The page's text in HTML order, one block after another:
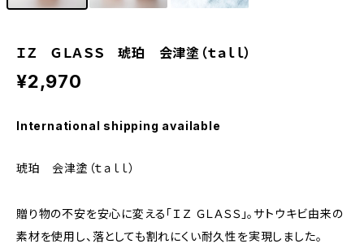
ＩＺ ＧＬＡＳＳ 琥珀 会津塗（ｔａｌｌ）
¥2,970
International shipping available
琥珀 会津塗（ｔａｌｌ）
贈り物の不安を安心に変える「ＩＺ ＧＬＡＳＳ」。サトウキビ由来の
素材を使用し、落としても割れにくい耐久性を実現しました。